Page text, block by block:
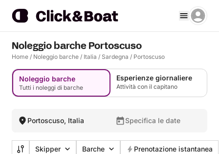
Noleggio barche Portoscuso
Home / Noleggio barche / Italia / Sardegna / Portoscuso
Noleggio barche
Tutti i noleggi di barche
Esperienze giornaliere
Attività con il capitano
Portoscuso, Italia Specifica le date
Skipper Barche Prenotazione istantanea